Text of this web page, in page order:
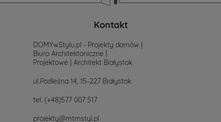
Kontakt
DOMYwStylu.pl - Projekty domów |
Biuro Architektoniczne |
Projektowe | Architekt Białystok
ul.Podleśna 14, 15-227 Białystok
tel: (+48)577 007 517
projekty@mtmstyl.pl